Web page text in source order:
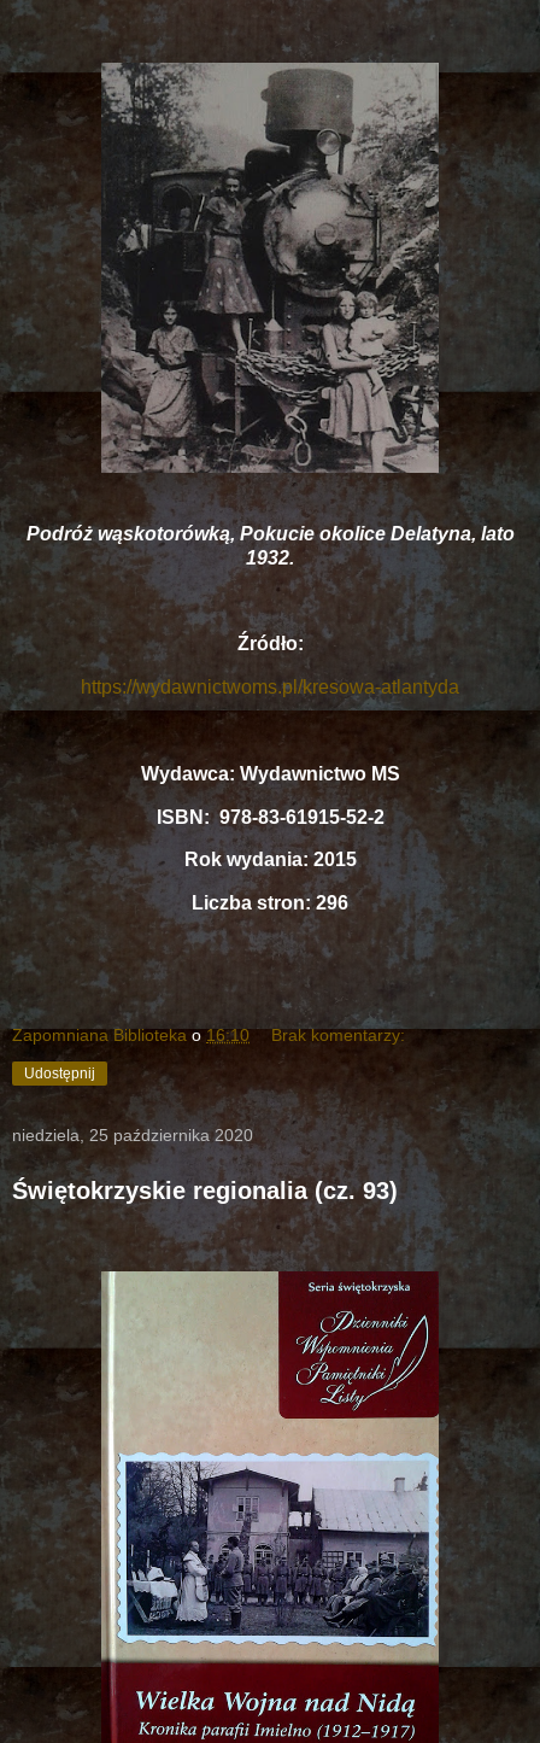
Podróż wąskotorówką, Pokucie okolice Delatyna, lato
1932.
Źródło:
https://wydawnictwoms.pl/kresowa-atlantyda
Wydawca: Wydawnictwo MS
ISBN: 978-83-61915-52-2
Rok wydania: 2015
Liczba stron: 296
Zapomniana Biblioteka o16:10 Brak komentarzy:
Udostępnij
niedziela, 25 października 2020
Świętokrzyskie regionalia (cz. 93)